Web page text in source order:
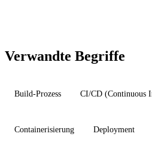
Verwandte Begriffe
Build-Prozess CI/CD (Continuous
Containerisierung Deployment